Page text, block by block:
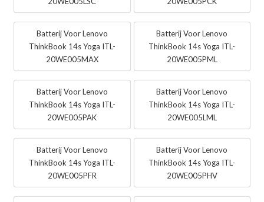
Batterij Voor Lenovo
ThinkBook 14s Yoga ITL-
20WE005MAX
Batterij Voor Lenovo
ThinkBook 14s Yoga ITL-
20WE005PML
Batterij Voor Lenovo
ThinkBook 14s Yoga ITL-
20WE005PAK
Batterij Voor Lenovo
ThinkBook 14s Yoga ITL-
20WE005LML
Batterij Voor Lenovo
ThinkBook 14s Yoga ITL-
20WE005PFR
Batterij Voor Lenovo
ThinkBook 14s Yoga ITL-
20WE005PHV